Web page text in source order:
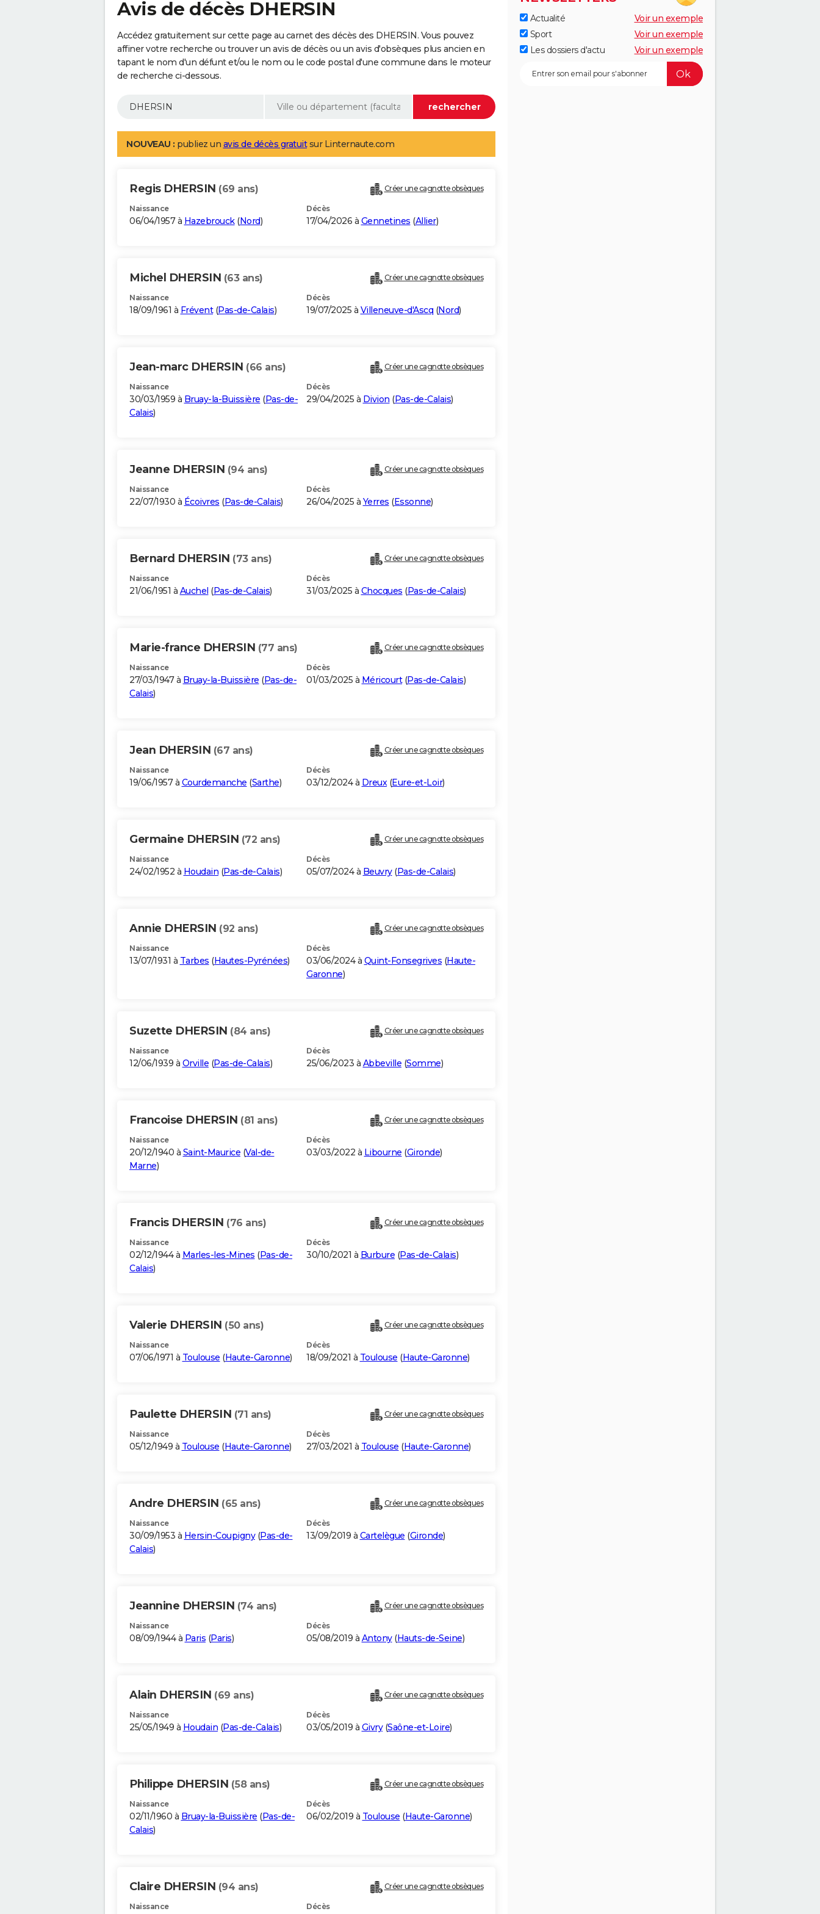
Avis de décès DHERSIN
Accédez gratuitement sur cette page au carnet des décès des DHERSIN. Vous pouvez
affiner votre recherche ou trouver un avis de décès ou un avis d'obsèques plus ancien en
tapant le nom d'un défunt et/ou le nom ou le code postal d'une commune dans le moteur
de recherche ci-dessous.
NOUVEAU : publiez un avis de décès gratuitsur Linternaute.com
Regis DHERSIN (69 ans) Créer une cagnotte obsèques
Naissance
06/04/1957 à Hazebrouck(Nord)
Décès
17/04/2026 à Gennetines (Allier)
Michel DHERSIN (63 ans) Créer une cagnotte obsèques
Naissance
18/09/1961 à Frévent(Pas-de-Calais)
Décès
19/07/2025 à Villeneuve-d'Ascq (Nord)
Jean-marc DHERSIN (66 ans) Créer une cagnotte obsèques
Naissance
30/03/1959 à Bruay-la-Buissière (Pas-de-
Calais)
Décès
29/04/2025 à Divion (Pas-de-Calais)
Jeanne DHERSIN (94 ans) Créer une cagnotte obsèques
Naissance
22/07/1930 à Écoivres (Pas-de-Calais)
Décès
26/04/2025 à Yerres (Essonne)
Bernard DHERSIN (73 ans) Créer une cagnotte obsèques
Naissance
21/06/1951 à Auchel (Pas-de-Calais)
Décès
31/03/2025 à Chocques (Pas-de-Calais)
Marie-france DHERSIN (77 ans) Créer une cagnotte obsèques
Naissance
27/03/1947 à Bruay-la-Buissière (Pas-de-
Calais)
Décès
01/03/2025 à Méricourt(Pas-de-Calais)
Jean DHERSIN (67 ans) Créer une cagnotte obsèques
Naissance
19/06/1957 à Courdemanche (Sarthe)
Décès
03/12/2024 à Dreux(Eure-et-Loir)
Germaine DHERSIN (72 ans) Créer une cagnotte obsèques
Naissance
24/02/1952 à Houdain (Pas-de-Calais)
Décès
05/07/2024 à Beuvry(Pas-de-Calais)
Annie DHERSIN (92 ans) Créer une cagnotte obsèques
Naissance
13/07/1931 à Tarbes (Hautes-Pyrénées)
Décès
03/06/2024 à Quint-Fonsegrives (Haute-
Garonne)
Suzette DHERSIN (84 ans) Créer une cagnotte obsèques
Naissance
12/06/1939 à Orville (Pas-de-Calais)
Décès
25/06/2023 à Abbeville (Somme)
Francoise DHERSIN (81 ans) Créer une cagnotte obsèques
Naissance
20/12/1940 à Saint-Maurice (Val-de-
Marne)
Décès
03/03/2022 à Libourne (Gironde)
Francis DHERSIN (76 ans) Créer une cagnotte obsèques
Naissance
02/12/1944 à Marles-les-Mines (Pas-de-
Calais)
Décès
30/10/2021 à Burbure (Pas-de-Calais)
Valerie DHERSIN (50 ans) Créer une cagnotte obsèques
Naissance
07/06/1971 à Toulouse (Haute-Garonne)
Décès
18/09/2021 à Toulouse (Haute-Garonne)
Paulette DHERSIN (71 ans) Créer une cagnotte obsèques
Naissance
05/12/1949 à Toulouse (Haute-Garonne)
Décès
27/03/2021 à Toulouse (Haute-Garonne)
Andre DHERSIN (65 ans) Créer une cagnotte obsèques
Naissance
30/09/1953 à Hersin-Coupigny(Pas-de-
Calais)
Décès
13/09/2019 à Cartelègue (Gironde)
Jeannine DHERSIN (74 ans) Créer une cagnotte obsèques
Naissance
08/09/1944 à Paris (Paris)
Décès
05/08/2019 à Antony(Hauts-de-Seine)
Alain DHERSIN (69 ans) Créer une cagnotte obsèques
Naissance
25/05/1949 à Houdain (Pas-de-Calais)
Décès
03/05/2019 à Givry(Saône-et-Loire)
Philippe DHERSIN (58 ans) Créer une cagnotte obsèques
Naissance
02/11/1960 à Bruay-la-Buissière (Pas-de-
Calais)
Décès
06/02/2019 à Toulouse (Haute-Garonne)
Claire DHERSIN (94 ans) Créer une cagnotte obsèques
Naissance Décès
Actualité
Voir un exemple
Sport
Voir un exemple
Les dossiers d'actu
Voir un exemple